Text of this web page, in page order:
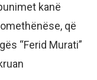
kanë
që
“Ferid Murati”